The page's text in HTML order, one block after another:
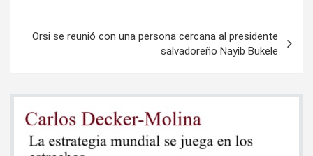
entradas
Orsi se reunió con una persona cercana al presidente
salvadoreño Nayib Bukele